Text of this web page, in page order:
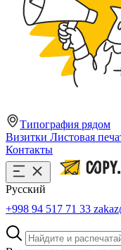
Типография рядом
Визитки Листовая
Контакты
Русский
+998 94 517 71 33